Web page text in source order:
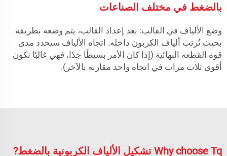
بالضغط في مختلف الصناعات
وضع الألياف في القالب: بعد إعداد القالب، يتم وضعه بطريقة
بحيث تُرتب ألياف الكربون داخله. اتجاه الألياف سيحدد مدى
قوة القطعة النهائية (إذا كان الأمر بسيطًا جدًا، فهي غالبًا تكون
أقوى ثلاث مرات في اتجاه واحد مقارنة بالآخر).
Why choose Tq تشكيل الألياف الكربونية بالضغط?